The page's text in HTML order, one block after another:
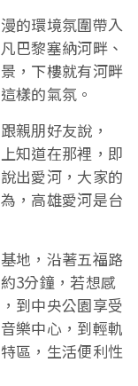
的環境氛圍帶入
巴黎塞納河畔、
，下樓就有河畔
樣的氣氛。
親朋好友說，
知道在那裡，即
出愛河，大家的
，高雄愛河是台
地，沿著五福路
3分鐘，若想感
到中央公園享受
樂中心，到輕軌
區，生活便利性